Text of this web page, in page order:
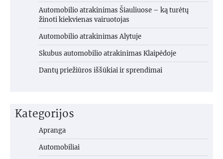
Automobilio atrakinimas Šiauliuose – ką turėtų
žinoti kiekvienas vairuotojas
Automobilio atrakinimas Alytuje
Skubus automobilio atrakinimas Klaipėdoje
Dantų priežiūros iššūkiai ir sprendimai
Kategorijos
Apranga
Automobiliai